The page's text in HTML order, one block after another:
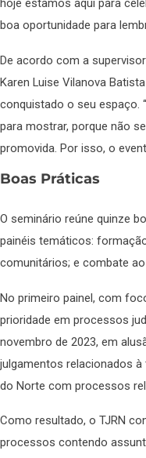
hoje estamos aqui para
boa oportunidade para
De acordo com a
Karen Luise Vilanova
conquistado o seu espaço.
para mostrar, porque não
promovida. Por isso, o
Boas Práticas
O seminário reúne quinze
painéis temáticos:
comunitários; e combate
No primeiro painel, com
prioridade em processos
novembro de 2023, em
julgamentos relacionados à
do Norte com processos
Como resultado, o TJRN
processos contendo